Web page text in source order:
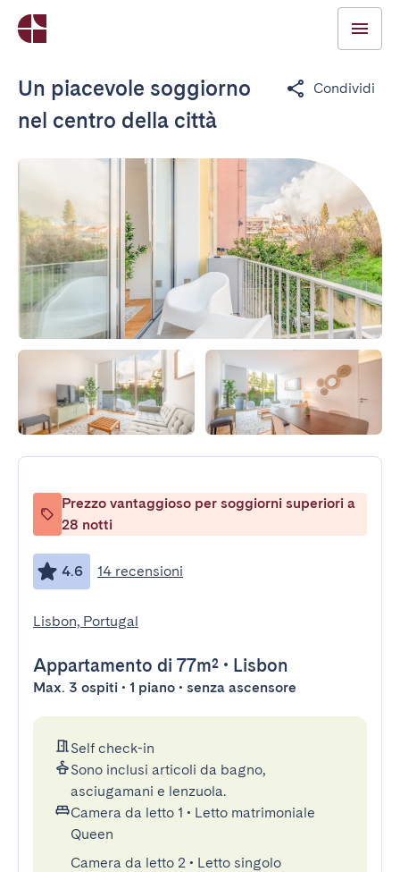
Un piacevole soggiorno
nel centro della città
Condividi
Prezzo vantaggioso per soggiorni superiori a
28 notti
4.6 14 recensioni
Lisbon, Portugal
Appartamento di 77m² • Lisbon
Max. 3 ospiti • 1 piano • senza ascensore
Self check-in
Sono inclusi articoli da bagno,
asciugamani e lenzuola.
Camera da letto 1 • Letto matrimoniale
Queen
Camera da letto 2 • Letto singolo